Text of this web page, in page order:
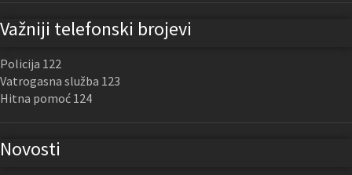
Važniji telefonski brojevi
Policija 122
Vatrogasna služba 123
Hitna pomoć 124
Novosti